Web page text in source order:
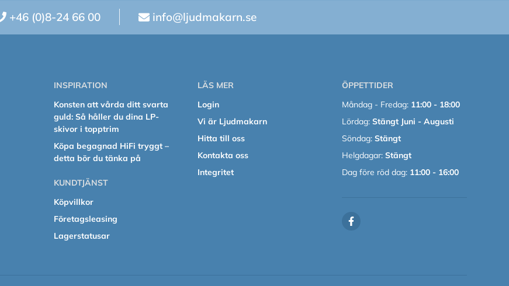
+46 (0)8-24 66 00 info@ljudmakarn.se
INSPIRATION
Konsten att vårda ditt svarta
guld: Så håller du dina LP-
skivor i topptrim
Köpa begagnad HiFi tryggt –
detta bör du tänka på
KUNDTJÄNST
Köpvillkor
Företagsleasing
Lagerstatusar
LÄS MER
Login
Vi är Ljudmakarn
Hitta till oss
Kontakta oss
Integritet
ÖPPETTIDER
Måndag - Fredag: 11:00 - 18:00
Lördag:Stängt Juni - Augusti
Söndag:Stängt
Helgdagar:Stängt
Dag före röd dag:11:00 - 16:00